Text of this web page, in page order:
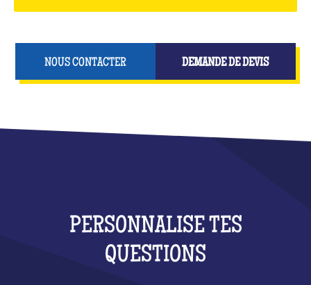
NOUS CONTACTER DEMANDE DE DEVIS
PERSONNALISE TES
QUESTIONS